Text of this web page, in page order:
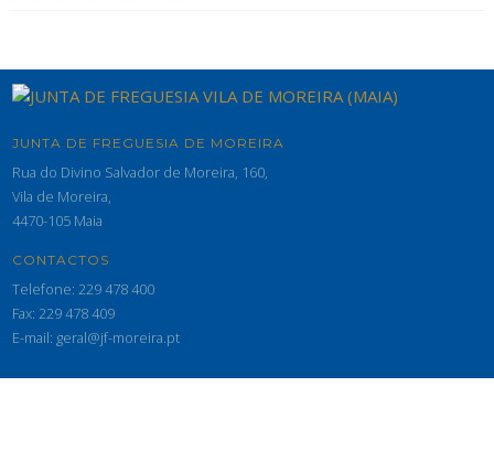
JUNTA DE FREGUESIA DE MOREIRA
Rua do Divino Salvador de Moreira, 160,
Vila de Moreira,
4470-105 Maia
CONTACTOS
Telefone: 229 478 400
Fax: 229 478 409
E-mail: geral@jf-moreira.pt